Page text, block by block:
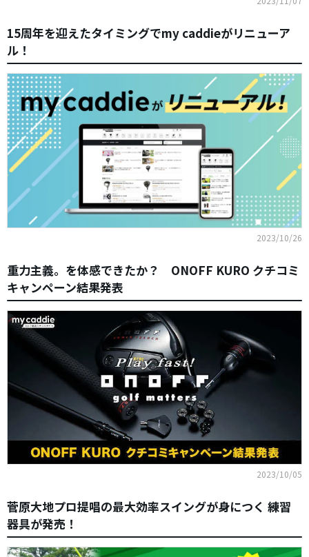
15周年を迎えたタイミングでmy caddieがリニューア
ル！
2023/10/26
重力主義。を体感できたか？ ONOFF KURO クチコミ
キャンペーン結果発表
2023/10/05
菅原大地プロ提唱の最大効率スイングが身につく 練習
器具が発売！